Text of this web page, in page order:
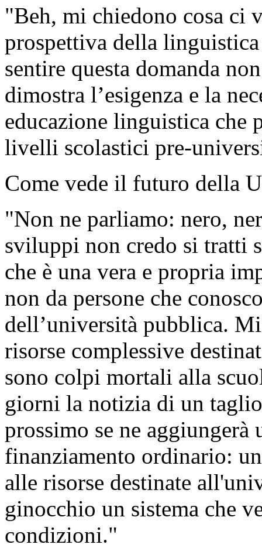
"Beh, mi chiedono cosa ci
prospettiva della
sentire questa domanda
dimostra l’esigenza e la
educazione linguistica che
livelli scolastici pre-
Come vede il futuro della
"Non ne parliamo: nero,
sviluppi non credo si tratti
che è una vera e propria
non da persone che
dell’università pubblica.
risorse complessive
sono colpi mortali alla
giorni la notizia di un
prossimo se ne
finanziamento ordinario:
alle risorse destinate
ginocchio un sistema che
condizioni."